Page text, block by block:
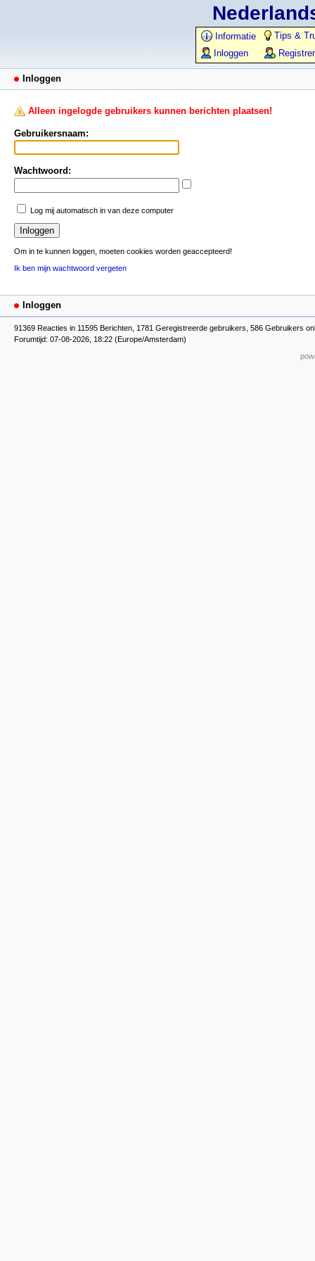
Informatie
Tips &
Inloggen
Inloggen
Alleen ingelogde gebruikers kunnen berichten plaatsen!
Gebruikersnaam:
Wachtwoord:
Log mij automatisch in van deze computer
Om in te kunnen loggen, moeten cookies worden geaccepteerd!
Ik ben mijn wachtwoord vergeten
Inloggen
91369 Reacties in 11595 Berichten, 1781 Geregistreerde gebruikers, 586 Gebruikers
Forumtijd: 07-08-2026, 18:22 (Europe/Amsterdam)